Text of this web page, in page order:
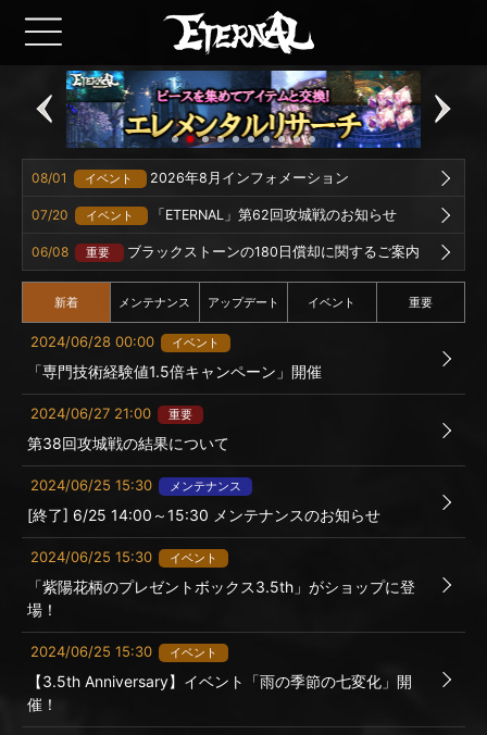
08/01 イベント 2026年8月インフォメーション
07/20 イベント 「ETERNAL」第62回攻城戦のお知らせ
06/08 重要 ブラックストーンの180日償却に関するご案内
新着 メンテナンス アップデート イベント 重要
2024/06/28 00:00 イベント
「専門技術経験値1.5倍キャンペーン」開催
2024/06/27 21:00 重要
第38回攻城戦の結果について
2024/06/25 15:30 メンテナンス
[終了] 6/25 14:00～15:30 メンテナンスのお知らせ
2024/06/25 15:30 イベント
「紫陽花柄のプレゼントボックス3.5th」がショップに登
場！
2024/06/25 15:30 イベント
【3.5th Anniversary】イベント「雨の季節の七変化」開
催！